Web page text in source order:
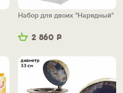
2 860 Р
Набор для двоих "Нарядный"